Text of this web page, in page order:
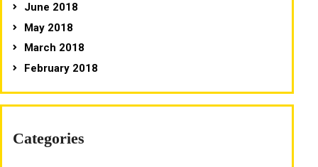
June 2018
May 2018
March 2018
February 2018
Categories